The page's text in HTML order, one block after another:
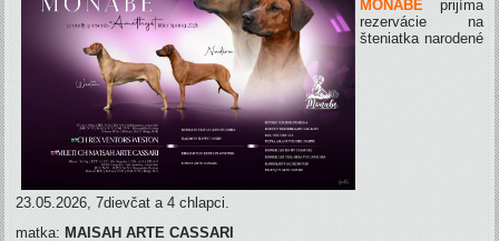
MONABEprijíma
rezervácie na
šteniatka narodené
23.05.2026, 7dievčat a 4 chlapci.
matka: MAISAH ARTE CASSARI